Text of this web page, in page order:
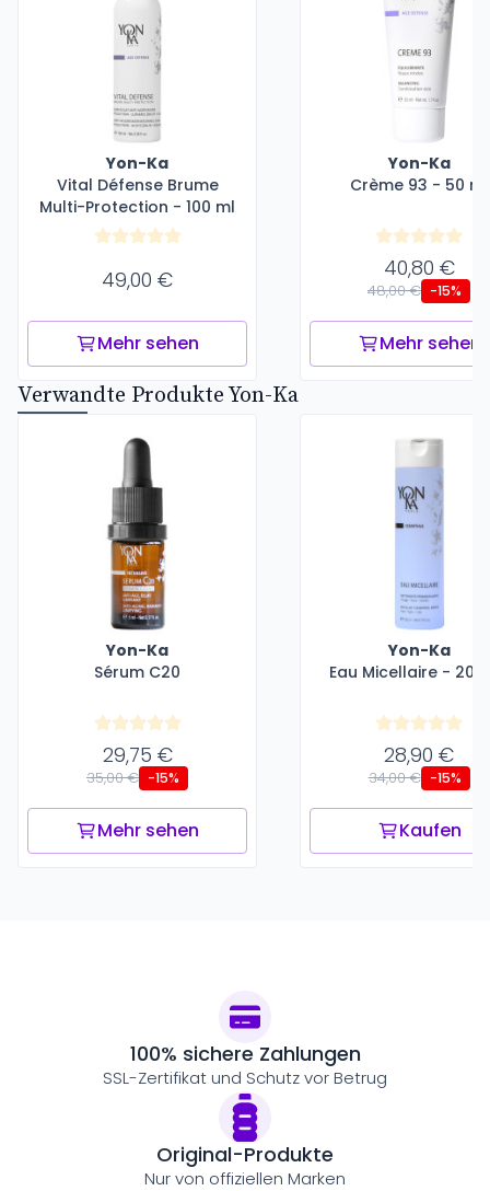
Yon-Ka
Vital Défense Brume
Multi-Protection - 100 ml
49,00 €
Mehr sehen
Yon-Ka
Crème 93 - 50 ml
40,80 €
48,00 € -15%
Mehr sehen
Verwandte Produkte Yon-Ka
Yon-Ka
Sérum C20
29,75 €
35,00 € -15%
Mehr sehen
Yon-Ka
Eau Micellaire - 200
28,90 €
34,00 € -15%
Kaufen
100% sichere Zahlungen
SSL-Zertifikat und Schutz vor Betrug
Original-Produkte
Nur von offiziellen Marken